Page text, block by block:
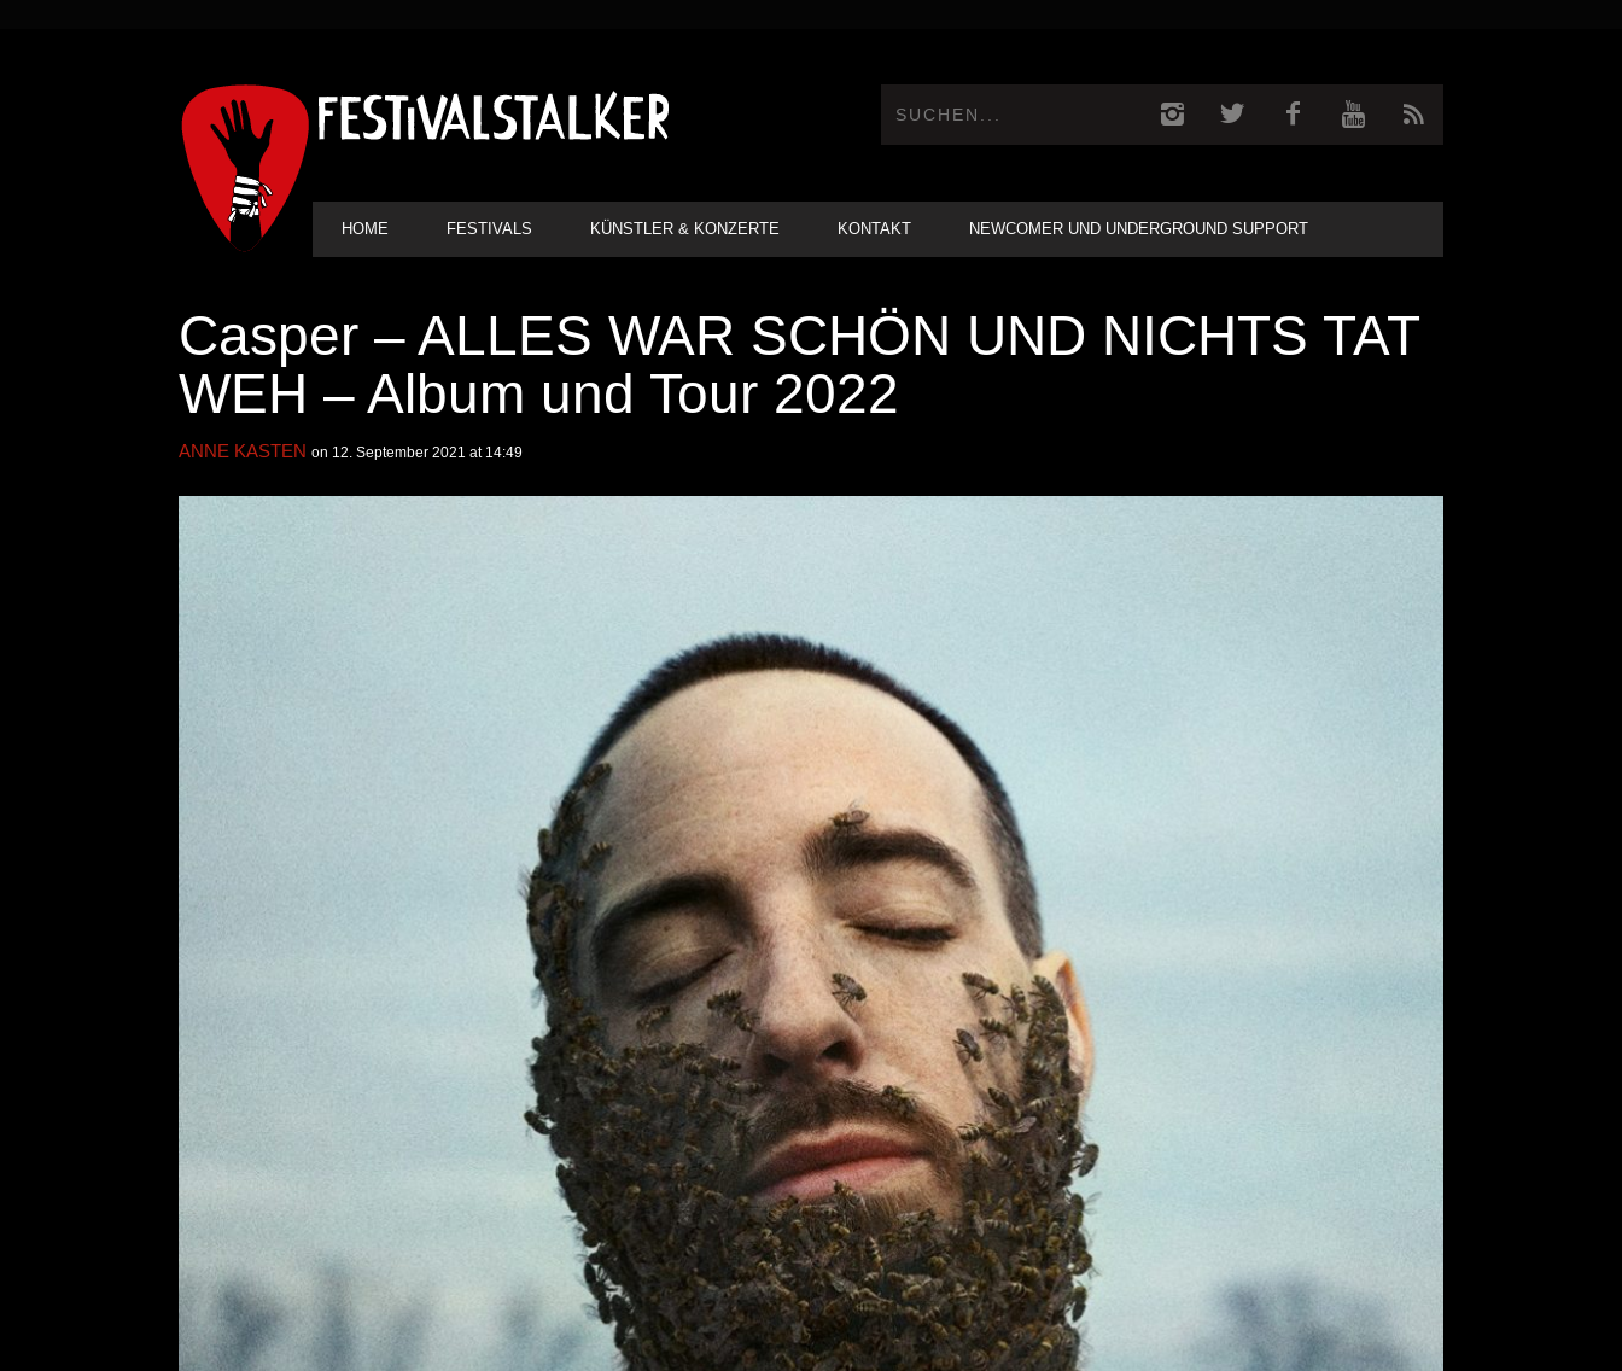
HAUPT-
NAVIGATION
HOME FESTIVALS KÜNSTLER & KONZERTE KONTAKT NEWCOMER UND UNDERGROUND SUPPORT
Casper – ALLES WAR SCHÖN UND NICHTS TAT
WEH – Album und Tour 2022
ANNE KASTEN on 12. September 2021 at 14:49